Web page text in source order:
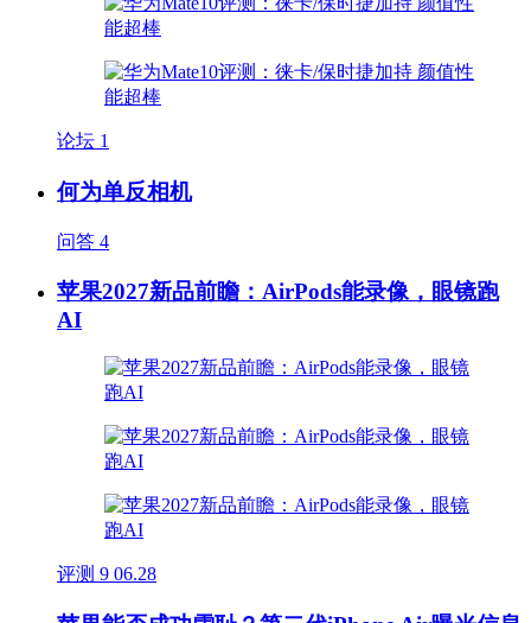
论坛 1
何为单反相机
问答 4
苹果2027新品前瞻：AirPods能录像，眼镜跑
AI
评测 9 06.28